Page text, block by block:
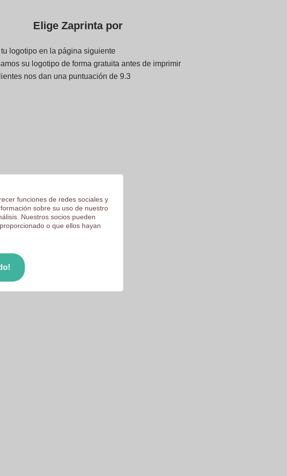
Elige Zaprinta por
logotipo en la página siguiente
su logotipo de forma gratuita antes de imprimir
nos dan una puntuación de 9.3
funciones de redes sociales y
sobre su uso de nuestro
Nuestros socios pueden
o que ellos hayan